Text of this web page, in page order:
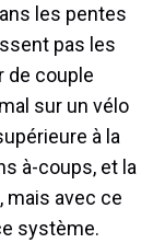
les pentes
pas les
de couple
sur un vélo
à la
à-coups, et la
mais avec ce
système.